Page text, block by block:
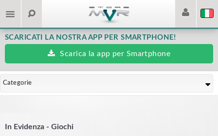
SCARICATI LA NOSTRA APP PER SMARTPHONE!
Scarica la app per Smartphone
Categorie
In Evidenza - Giochi